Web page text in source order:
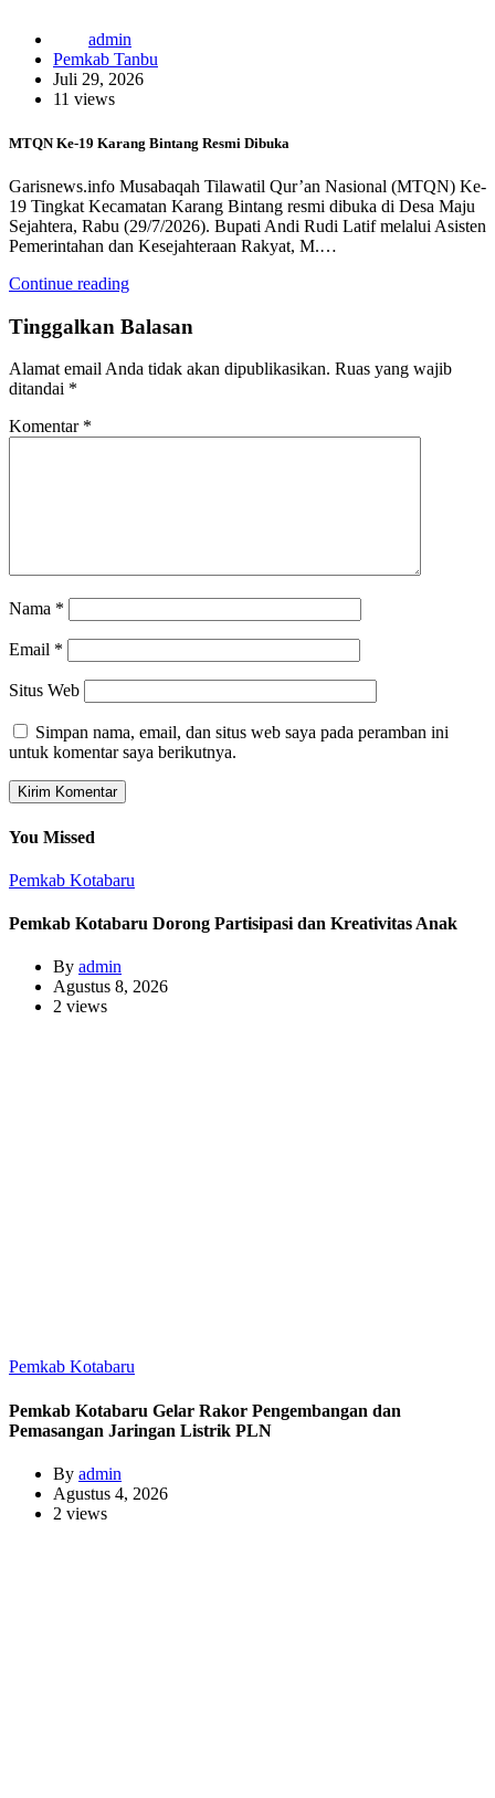
admin
Pemkab Tanbu
Juli 29, 2026
11 views
MTQN Ke-19 Karang Bintang Resmi Dibuka
Garisnews.info Musabaqah Tilawatil Qur’an Nasional (MTQN) Ke-
19 Tingkat Kecamatan Karang Bintang resmi dibuka di Desa Maju
Sejahtera, Rabu (29/7/2026). Bupati Andi Rudi Latif melalui Asisten
Pemerintahan dan Kesejahteraan Rakyat, M.…
Continue reading
Tinggalkan Balasan
Alamat email Anda tidak akan dipublikasikan. Ruas yang wajib
ditandai *
Komentar *
Nama *
Email *
Situs Web
Simpan nama, email, dan situs web saya pada peramban ini
untuk komentar saya berikutnya.
You Missed
Pemkab Kotabaru
Pemkab Kotabaru Dorong Partisipasi dan Kreativitas Anak
By admin
Agustus 8, 2026
2 views
Pemkab Kotabaru
Pemkab Kotabaru Gelar Rakor Pengembangan dan
Pemasangan Jaringan Listrik PLN
By admin
Agustus 4, 2026
2 views